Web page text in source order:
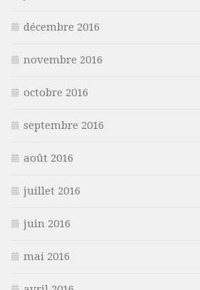
décembre 2016
novembre 2016
octobre 2016
septembre 2016
août 2016
juillet 2016
juin 2016
mai 2016